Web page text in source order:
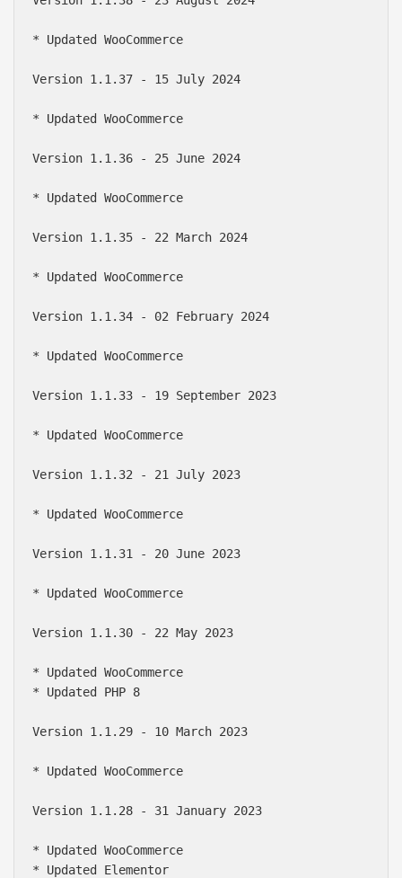
* Updated WooCommerce
Version 1.1.37 - 15 July 2024
* Updated WooCommerce
Version 1.1.36 - 25 June 2024
* Updated WooCommerce
Version 1.1.35 - 22 March 2024
* Updated WooCommerce
Version 1.1.34 - 02 February 2024
* Updated WooCommerce
Version 1.1.33 - 19 September 2023
* Updated WooCommerce
Version 1.1.32 - 21 July 2023
* Updated WooCommerce
Version 1.1.31 - 20 June 2023
* Updated WooCommerce
Version 1.1.30 - 22 May 2023
* Updated WooCommerce
* Updated PHP 8
Version 1.1.29 - 10 March 2023
* Updated WooCommerce
Version 1.1.28 - 31 January 2023
* Updated WooCommerce
* Updated Elementor